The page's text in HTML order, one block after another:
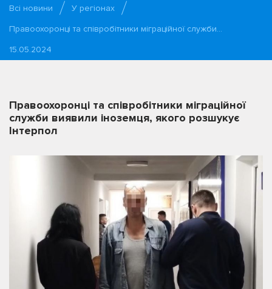
Всі новини
У регіонах
Правоохоронці та співробітники міграційної служби…
15.05.2024
Правоохоронці та співробітники міграційної
служби виявили іноземця, якого розшукує
Інтерпол